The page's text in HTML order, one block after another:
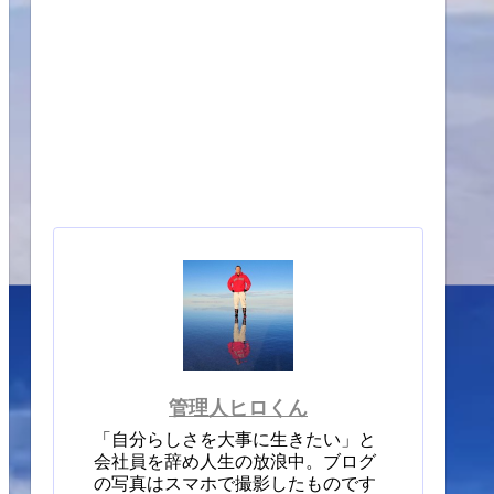
管理人ヒロくん
「自分らしさを大事に生きたい」と
会社員を辞め人生の放浪中。ブログ
の写真はスマホで撮影したものです